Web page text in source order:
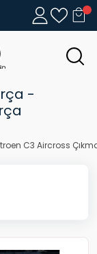
-
C3 Aircross